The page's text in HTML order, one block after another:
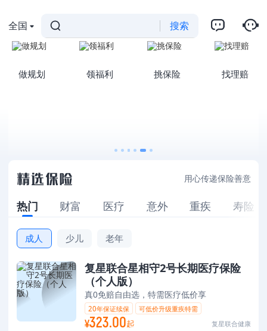
全国 搜索
做规划 领福利 挑保险 找理赔
用心传递保险善意
热门 财富 医疗 意外 重疾 寿险
成人 少儿 老年
复星联合星相守2号长期医疗保险
（个人版）
真0免赔自由选，特需医疗低价享
20年保证续保
可低价升级重疾特需
真0免赔价格领先
¥323.00起 复星联合健康